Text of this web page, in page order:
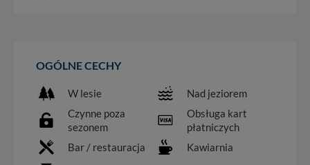
OGÓLNE CECHY
W lesie
Nad jeziorem
Czynne poza
sezonem
Obsługa kart
płatniczych
Bar / restauracja
Kawiarnia